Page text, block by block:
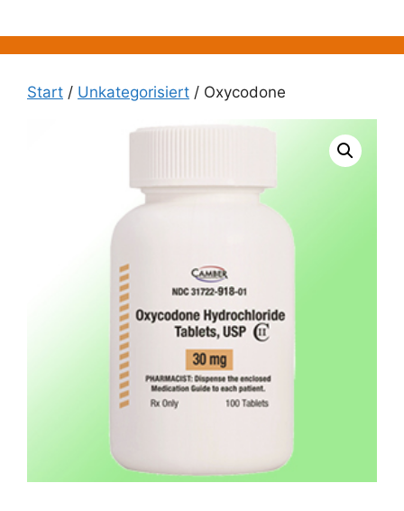
Inhalt
springen
Start / Unkategorisiert / Oxycodone